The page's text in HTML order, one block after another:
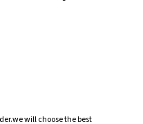
will choose the best